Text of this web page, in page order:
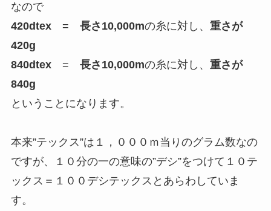
なので
420dtex= 長さ10,000mの糸に対し、 重さが
420g
840dtex= 長さ10,000mの糸に対し、 重さが
840g
ということになります。
本来”テックス”は１，０００ｍ当りのグラム数なの
ですが、１０分の一の意味の”デシ”をつけて１０テ
ックス＝１００デシテックスとあらわしていま
す。